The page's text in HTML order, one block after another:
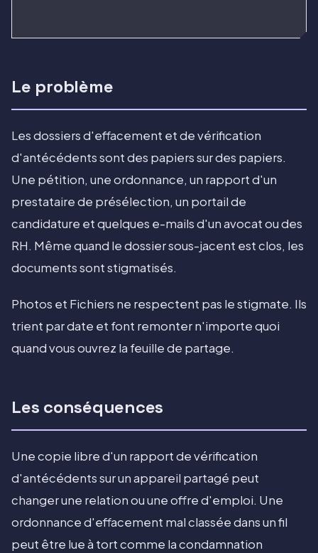
Le problème
Les dossiers d'effacement et de vérification
d'antécédents sont des papiers sur des papiers.
Une pétition, une ordonnance, un rapport d'un
prestataire de présélection, un portail de
candidature et quelques e-mails d'un avocat ou des
RH. Même quand le dossier sous-jacent est clos, les
documents sont stigmatisés.
Photos et Fichiers ne respectent pas le stigmate. Ils
trient par date et font remonter n'importe quoi
quand vous ouvrez la feuille de partage.
Les conséquences
Une copie libre d'un rapport de vérification
d'antécédents sur un appareil partagé peut
changer une relation ou une offre d'emploi. Une
ordonnance d'effacement mal classée dans un fil
peut être lue à tort comme la condamnation